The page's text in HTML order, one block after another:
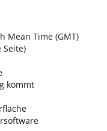
Mean Time (GMT)
kommt